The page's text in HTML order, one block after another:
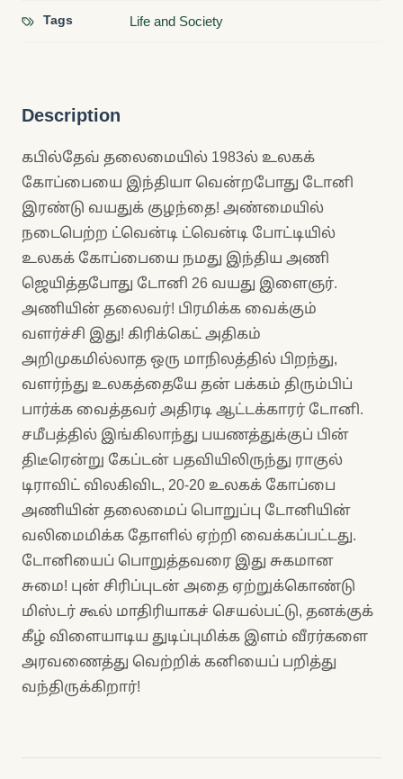
Tags Life and Society
Description
கபில்தேவ் தலைமையில் 1983ல் உலகக்
கோப்பையை இந்தியா வென்றபோது டோனி
இரண்டு வயதுக் குழந்தை! அண்மையில்
நடைபெற்ற ட்வென்டி ட்வென்டி போட்டியில்
உலகக் கோப்பையை நமது இந்திய அணி
ஜெயித்தபோது டோனி 26 வயது இளைஞர்.
அணியின் தலைவர்! பிரமிக்க வைக்கும்
வளர்ச்சி இது! கிரிக்கெட் அதிகம்
அறிமுகமில்லாத ஒரு மாநிலத்தில் பிறந்து,
வளர்ந்து உலகத்தையே தன் பக்கம் திரும்பிப்
பார்க்க வைத்தவர் அதிரடி ஆட்டக்காரர் டோனி.
சமீபத்தில் இங்கிலாந்து பயணத்துக்குப் பின்
திடீரென்று கேப்டன் பதவியிலிருந்து ராகுல்
டிராவிட் விலகிவிட, 20-20 உலகக் கோப்பை
அணியின் தலைமைப் பொறுப்பு டோனியின்
வலிமைமிக்க தோளில் ஏற்றி வைக்கப்பட்டது.
டோனியைப் பொறுத்தவரை இது சுகமான
சுமை! புன் சிரிப்புடன் அதை ஏற்றுக்கொண்டு
மிஸ்டர் கூல் மாதிரியாகச் செயல்பட்டு, தனக்குக்
கீழ் விளையாடிய துடிப்புமிக்க இளம் வீரர்களை
அரவணைத்து வெற்றிக் கனியைப் பறித்து
வந்திருக்கிறார்!